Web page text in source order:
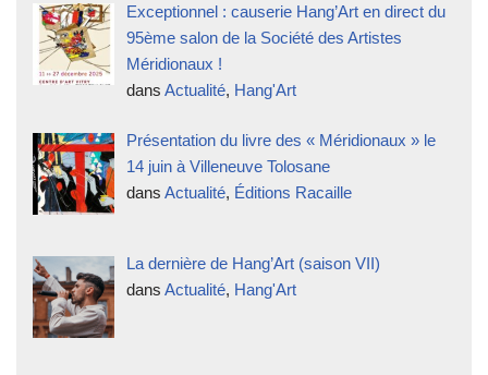
Exceptionnel : causerie Hang’Art en direct du
95ème salon de la Société des Artistes
Méridionaux !
dansActualité, Hang'Art
Présentation du livre des « Méridionaux » le
14 juin à Villeneuve Tolosane
dansActualité, Éditions Racaille
La dernière de Hang’Art (saison VII)
dansActualité, Hang'Art